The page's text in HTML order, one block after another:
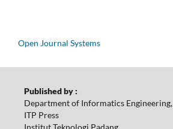
Open Journal Systems
Published by :
Department of Informatics Engineering,
ITP Press